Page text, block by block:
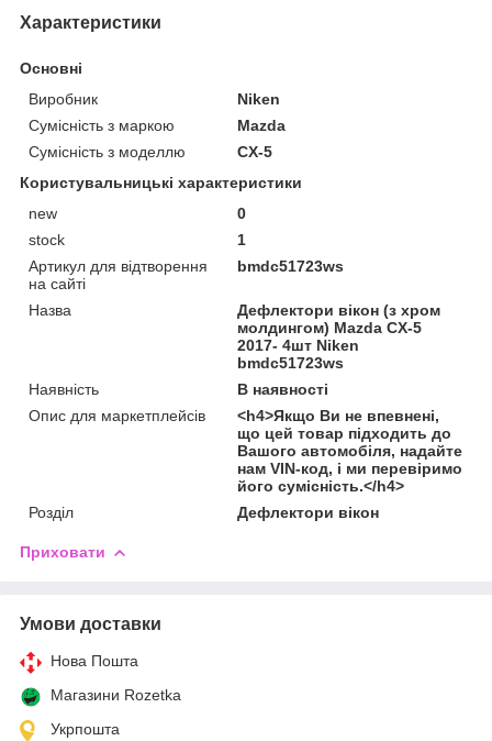
Характеристики
Основні
Виробник
Niken
Сумісність з маркою
Mazda
Сумісність з моделлю
CX-5
Користувальницькі характеристики
new
0
stock
1
Артикул для відтворення
на сайті
bmdc51723ws
Назва
Дефлектори вікон (з хром
молдингом) Mazda CX-5
2017- 4шт Niken
bmdc51723ws
Наявність
В наявності
Опис для маркетплейсів
<h4>Якщо Ви не впевнені,
що цей товар підходить до
Вашого автомобіля, надайте
нам VIN-код, і ми перевіримо
його сумісність.</h4>
Розділ
Дефлектори вікон
Приховати
Умови доставки
Нова Пошта
Магазини Rozetka
Укрпошта